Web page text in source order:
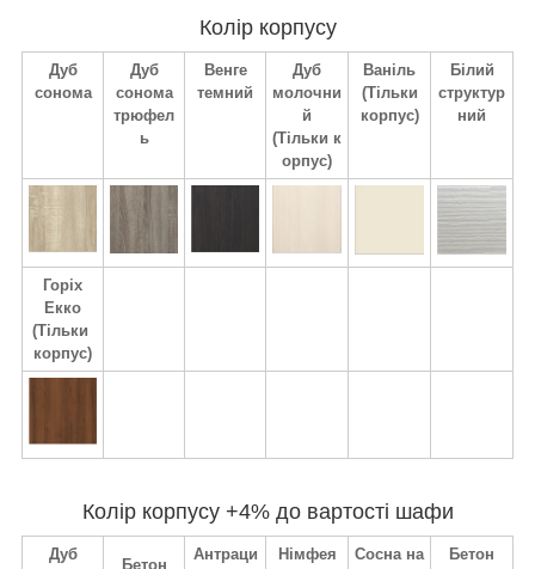
Колір корпусу
Дуб
сонома
Дуб
сонома
трюфел
ь
Венге
темний
Дуб
молочни
й
(Тільки к
орпус)
Ваніль
(Тільки
корпус)
Білий
структур
ний
Горіх
Екко
(Тільки
корпус)
Колір корпусу +4% до вартості шафи
Дуб
Бетон
Антраци
Німфея
Сосна на
Бетон